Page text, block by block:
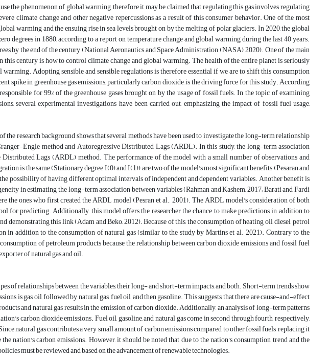
the phenomenon of global warming, therefore it may be claimed that regulating this gas involves regulating
climate change and other negative repercussions as a result of this consumer behavior. One of the most
warming and the ensuing rise in sea levels brought on by the melting of polar glaciers. In 2020, the global
degrees in 1880, according to a report on temperature change and global warming during the last 40 years.
by the end of the century (National Aeronautics and Space Administration (NASA), 2020). One of the main
century is how to control climate change and global warming. The health of the entire planet is seriously
Adopting sensible and sensible regulations is therefore essential if we are to shift this consumption
spike in greenhouse gas emissions, particularly carbon dioxide, is the driving force for this study. According
for 99% of the greenhouse gases brought on by the usage of fossil fuels. In the topic of examining
several experimental investigations have been carried out, emphasizing the impact of fossil fuel usage,
research background shows that several methods have been used to investigate the long-term relationship
Engle method and Autoregressive Distributed Lags (ARDL). In this study, the long-term association
Lags (ARDL) method. The performance of the model with a small number of observations and
is the same (Stationary degree I(0) and I(1)) are two of the model's most significant benefits (Pesaran and
possibility of having different optimal intervals of independent and dependent variables. Another benefit is
in estimating the long-term association between variables (Rahman and Kashem, 2017; Barati and Fardi
the ones who first created the ARDL model (Pesran et al., 2001). The ARDL model's consideration of both
for predicting. Additionally, this model offers the researcher the chance to make predictions in addition to
this link (Adam and Beko, 2012). Because of this, the consumption of heating oil, diesel, petrol
in addition to the consumption of natural gas (similar to the study by Martins et al., 2021). Contrary to the
of petroleum products because the relationship between carbon dioxide emissions and fossil fuel
of natural gas and oil.
of relationships between the variables, their long- and short-term impacts, and both. Short-term trends show
is gas oil, followed by natural gas, fuel oil, and then gasoline. This suggests that there are cause-and-effect
and natural gas results in the emission of carbon dioxide. Additionally, an analysis of long-term patterns
carbon dioxide emissions. Fuel oil, gasoline, and natural gas come in second through fourth, respectively,
natural gas contributes a very small amount of carbon emissions compared to other fossil fuels, replacing it
nation's carbon emissions. However, it should be noted that due to the nation's consumption trend and the
must be reviewed and based on the advancement of renewable technologies.